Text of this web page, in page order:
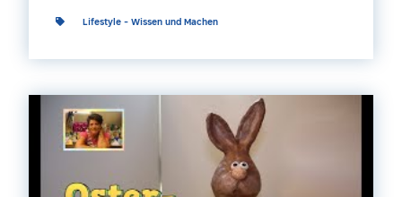
Lifestyle - Wissen und Machen